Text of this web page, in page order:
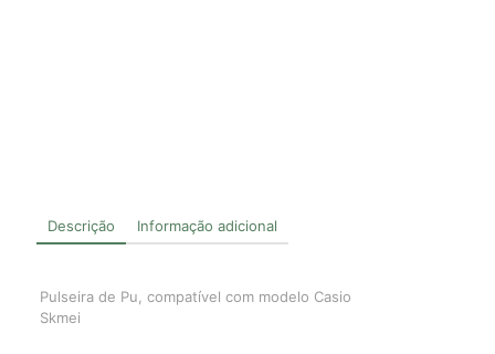
Descrição Informação adicional
Pulseira de Pu, compatível com modelo Casio
Skmei